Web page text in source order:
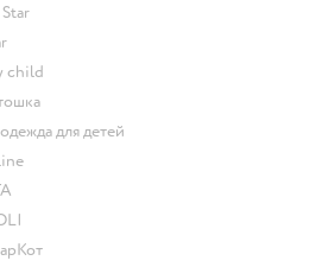
Star
child
одежда для детей